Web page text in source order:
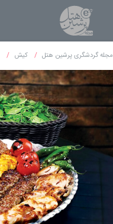
مجله گردشگری پرشین هتل کیش